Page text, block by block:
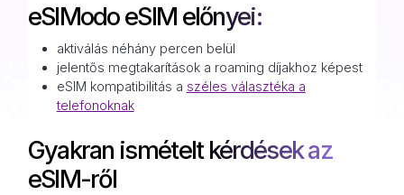
eSIModo eSIM előnyei:
aktiválás néhány percen belül
jelentős megtakarítások a roaming díjakhoz képest
eSIM kompatibilitás a széles választéka a
telefonoknak
Gyakran ismételt kérdések az
eSIM-ről